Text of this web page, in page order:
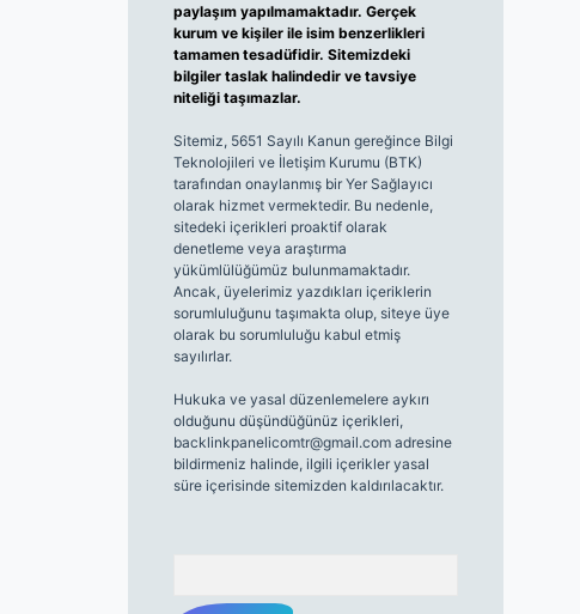
paylaşım yapılmamaktadır. Gerçek
kurum ve kişiler ile isim benzerlikleri
tamamen tesadüfidir. Sitemizdeki
bilgiler taslak halindedir ve tavsiye
niteliği taşımazlar.
Sitemiz, 5651 Sayılı Kanun gereğince Bilgi
Teknolojileri ve İletişim Kurumu (BTK)
tarafından onaylanmış bir Yer Sağlayıcı
olarak hizmet vermektedir. Bu nedenle,
sitedeki içerikleri proaktif olarak
denetleme veya araştırma
yükümlülüğümüz bulunmamaktadır.
Ancak, üyelerimiz yazdıkları içeriklerin
sorumluluğunu taşımakta olup, siteye üye
olarak bu sorumluluğu kabul etmiş
sayılırlar.
Hukuka ve yasal düzenlemelere aykırı
olduğunu düşündüğünüz içerikleri,
backlinkpanelicomtr@gmail.comadresine
bildirmeniz halinde, ilgili içerikler yasal
süre içerisinde sitemizden kaldırılacaktır.